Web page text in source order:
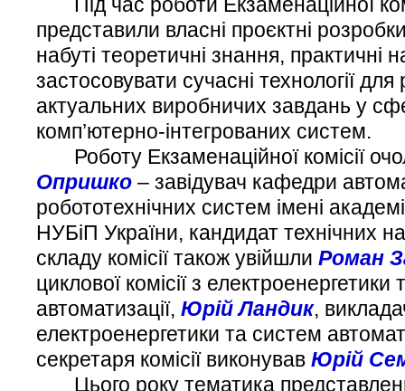
представили власні проєктні
набуті теоретичні знання, практичні
застосовувати сучасні технології для
актуальних виробничих завдань у
комп’ютерно-інтегрованих систем.
Роботу Екзаменаційної комісії
Опришко – завідувач кафедри
робототехнічних систем імені
НУБіП України, кандидат
складу комісії також увійшли Роман
циклової комісії з електроенергетики
автоматизації, Юрій Ландик,
електроенергетики та систем
секретаря комісії виконував Юрій
Цього року тематика